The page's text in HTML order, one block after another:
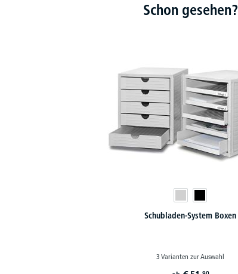
Schon gesehen?
Schubladen-System Boxen
3 Varianten zur Auswahl